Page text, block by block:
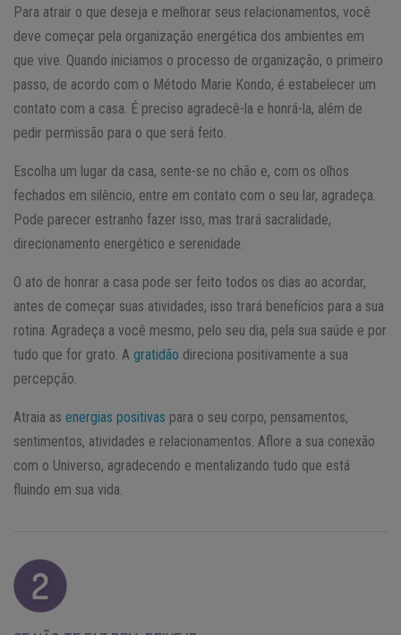
Para atrair o que deseja e melhorar seus relacionamentos, você
deve começar pela organização energética dos ambientes em
que vive. Quando iniciamos o processo de organização, o primeiro
passo, de acordo com o Método Marie Kondo, é estabelecer um
contato com a casa. É preciso agradecê-la e honrá-la, além de
pedir permissão para o que será feito.
Escolha um lugar da casa, sente-se no chão e, com os olhos
fechados em silêncio, entre em contato com o seu lar, agradeça.
Pode parecer estranho fazer isso, mas trará sacralidade,
direcionamento energético e serenidade.
O ato de honrar a casa pode ser feito todos os dias ao acordar,
antes de começar suas atividades, isso trará benefícios para a sua
rotina. Agradeça a você mesmo, pelo seu dia, pela sua saúde e por
tudo que for grato. A gratidão direciona positivamente a sua
percepção.
Atraia as energias positivas para o seu corpo, pensamentos,
sentimentos, atividades e relacionamentos. Aflore a sua conexão
com o Universo, agradecendo e mentalizando tudo que está
fluindo em sua vida.